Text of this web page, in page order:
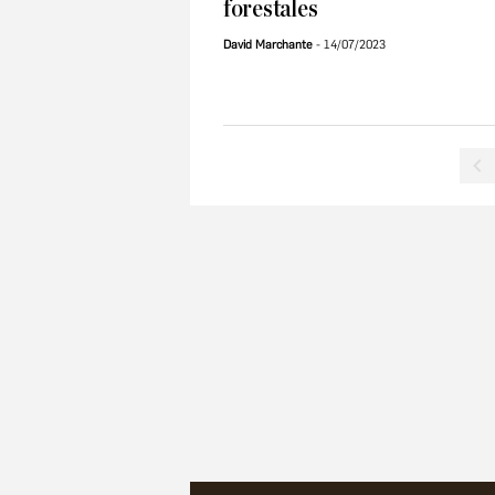
forestales
David Marchante 14/07/2023